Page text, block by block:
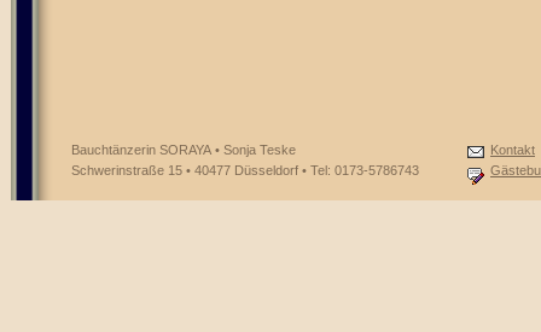
Bauchtänzerin SORAYA • Sonja Teske
Schwerinstraße 15 • 40477 Düsseldorf • Tel: 0173-5786743
Kontakt